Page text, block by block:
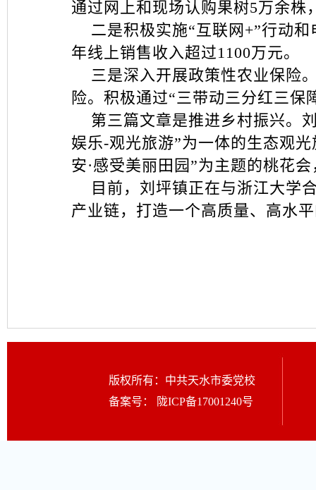
通过网上和现场认购果树5万余株
二是积极实施“互联网+”行动和
年线上销售收入超过1100万元。
三是深入开展政策性农业保险
险。积极通过“三带动三分红三
第三篇文章是推进乡村振兴。
娱乐-观光旅游”为一体的生态观
安·感受美丽田园”为主题的桃花
目前，刘坪镇正在与浙江大学
产业链，打造一个高质量、高水
版权所有：中共天水市委党校
备案号：
陇ICP备17001240号